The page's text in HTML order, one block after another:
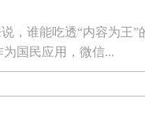
，谁能吃透“内容为王”
国民应用，微信...